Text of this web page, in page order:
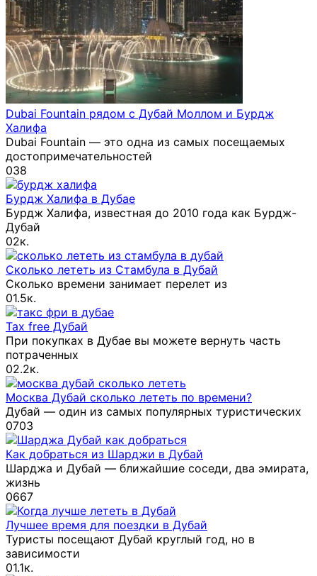
Dubai Fountain рядом с Дубай Моллом и Бурдж
Халифа
Dubai Fountain — это одна из самых посещаемых
достопримечательностей
038
Бурдж Халифа в Дубае
Бурдж Халифа, известная до 2010 года как Бурдж-
Дубай
02к.
Сколько лететь из Стамбула в Дубай
Сколько времени занимает перелет из
01.5к.
Tax free Дубай
При покупках в Дубае вы можете вернуть часть
потраченных
02.2к.
Москва Дубай сколько лететь по времени?
Дубай — один из самых популярных туристических
0703
Как добраться из Шарджи в Дубай
Шарджа и Дубай — ближайшие соседи, два эмирата,
жизнь
0667
Лучшее время для поездки в Дубай
Туристы посещают Дубай круглый год, но в
зависимости
01.1к.